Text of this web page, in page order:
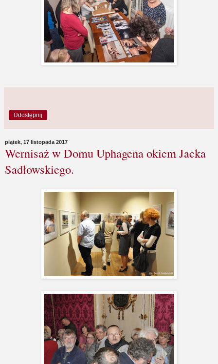
Udostępnij
piątek, 17 listopada 2017
Wernisaż w Domu Uphagena okiem Jacka
Sadłowskiego.